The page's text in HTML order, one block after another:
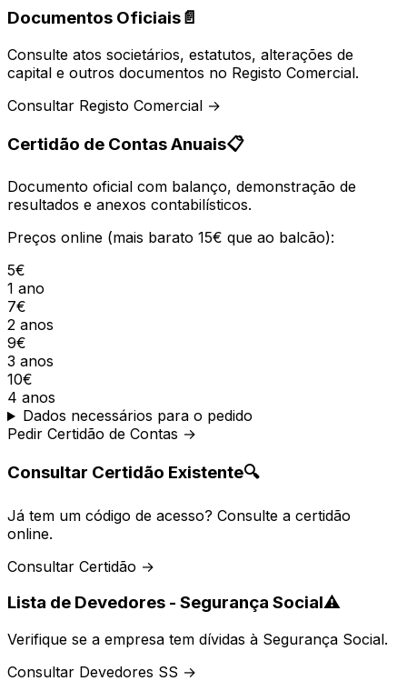
Documentos Oficiais📄
Consulte atos societários, estatutos, alterações de
capital e outros documentos no Registo Comercial.
Consultar Registo Comercial →
Certidão de Contas Anuais📋
Documento oficial com balanço, demonstração de
resultados e anexos contabilísticos.
Preços online (mais barato 15€ que ao balcão):
5€
1 ano
7€
2 anos
9€
3 anos
10€
4 anos
Dados necessários para o pedido
Pedir Certidão de Contas →
Consultar Certidão Existente🔍
Já tem um código de acesso? Consulte a certidão
online.
Consultar Certidão →
Lista de Devedores - Segurança Social⚠️
Verifique se a empresa tem dívidas à Segurança Social.
Consultar Devedores SS →